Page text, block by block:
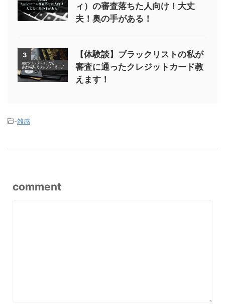
ィ）の審査落ちた人向け！大丈
夫！奥の手がある！
3
【体験談】ブラックリストの私が
審査に通ったクレジットカード教
えます！
-雑感
comment